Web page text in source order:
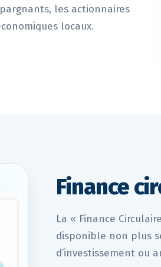
les actionnaires
locaux.
Finance
La « Finance
disponible non plus
d’investissement ou